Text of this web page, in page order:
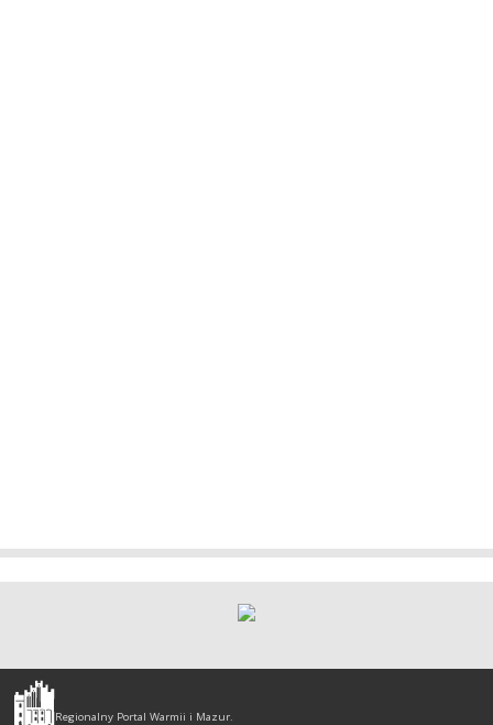
Olsztyn
-
Regionalny Portal Warmii i Mazur.